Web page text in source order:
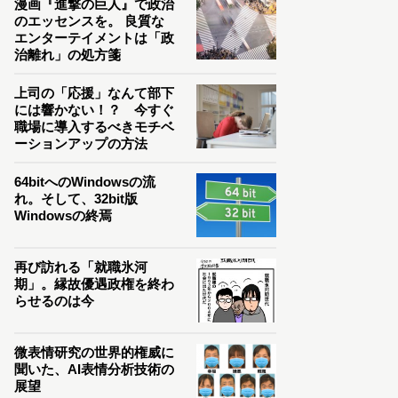
漫画『進撃の巨人』で政治
のエッセンスを。 良質な
エンターテイメントは「政
治離れ」の処方箋
上司の「応援」なんて部下
には響かない！？ 今すぐ
職場に導入するべきモチベ
ーションアップの方法
64bitへのWindowsの流
れ。そして、32bit版
Windowsの終焉
再び訪れる「就職氷河
期」。縁故優遇政権を終わ
らせるのは今
微表情研究の世界的権威に
聞いた、AI表情分析技術の
展望